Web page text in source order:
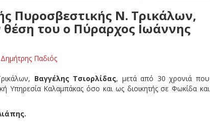
Πυροσβεστικής Ν. Τρικάλων,
θέση του ο Πύραρχος Ιωάννης
Δημήτρης Παδιός
Βαγγέλης Τσιορλίδας, μετά από 30 χρονιά που
Καλαμπάκας όσο και ως διοικητής σε Φωκίδα και